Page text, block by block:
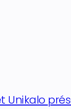
Unikalo